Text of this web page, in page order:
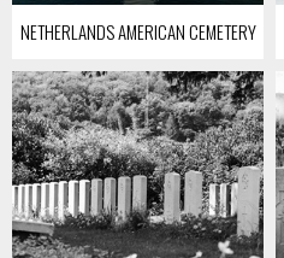
NETHERLANDS AMERICAN CEMETERY